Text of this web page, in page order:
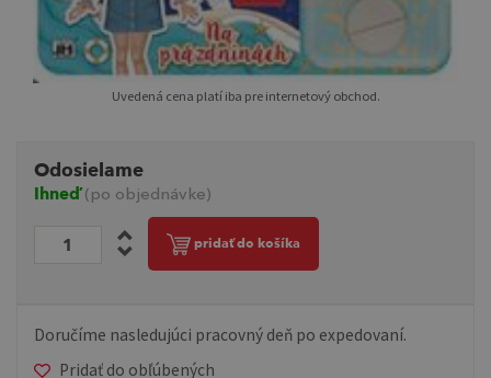
Uvedená cena platí iba pre internetový obchod.
Odosielame
Ihneď(po objednávke)
pridať do košíka
Doručíme nasledujúci pracovný deň po expedovaní.
Pridať do obľúbených